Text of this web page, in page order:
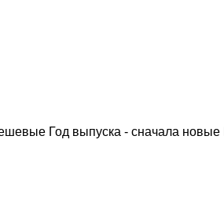
Год выпуска - сначала новые